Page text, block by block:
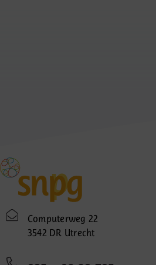
Computerweg 22
3542 DR Utrecht